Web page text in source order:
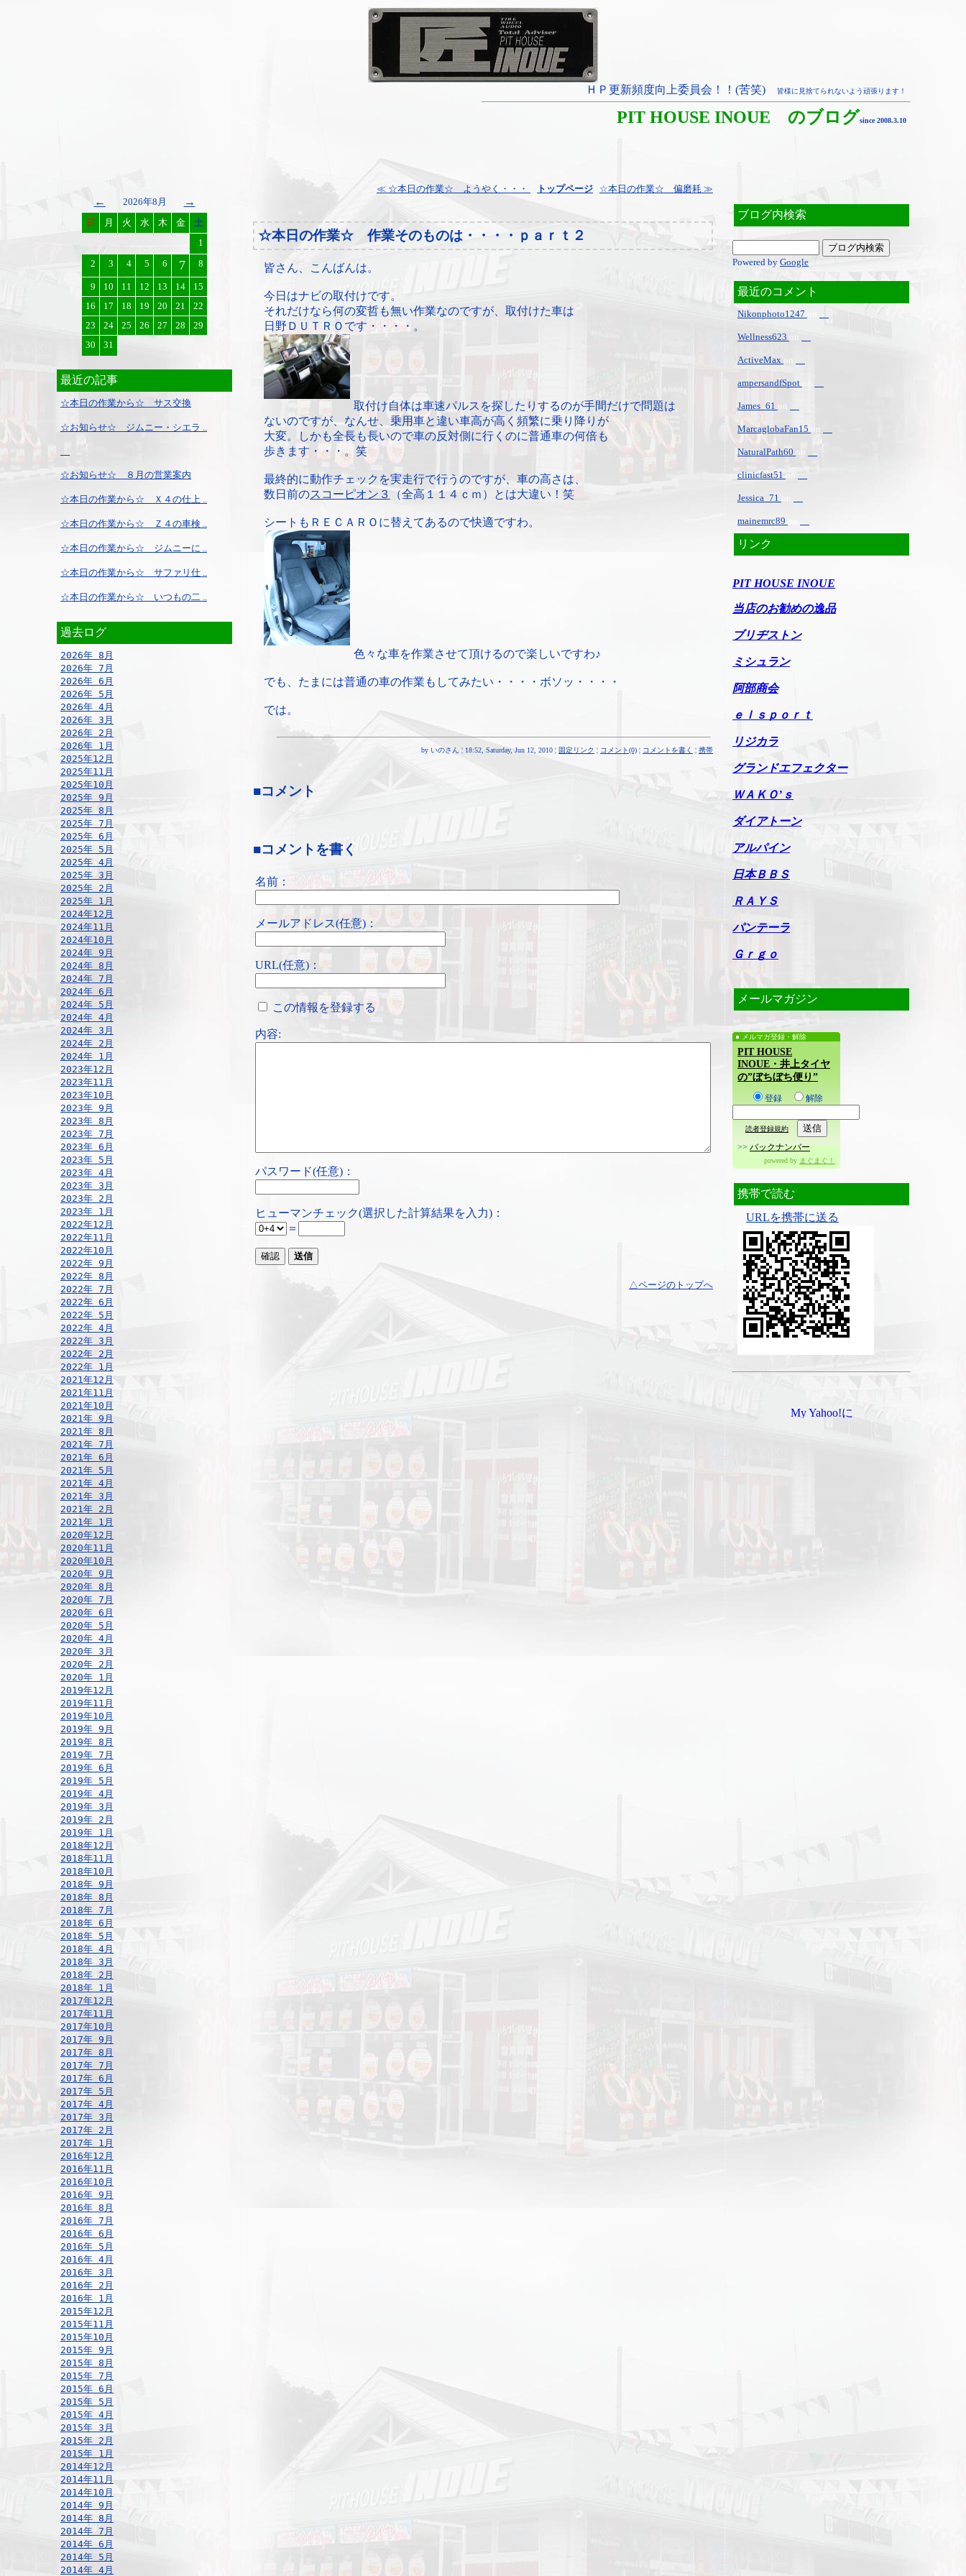
ＨＰ更新頻度向上委員会！！(苦笑) 皆様に見捨てられないよう頑張ります！
PIT HOUSE INOUE のブログsince 2008.3.10
← 2026年8月 →
日 月 火 水 木 金
土
1
2
3 4 5 6 7 8
9 10 11 12 13 14
15
16
17 18 19 20 21
22
23
24 25 26 27 28
29
30
31
最近の記事
☆本日の作業から☆ サス交換
☆お知らせ☆ ジムニー・シエラ ..
☆お知らせ☆ ８月の営業案内
☆本日の作業から☆ Ｘ４の仕上 ..
☆本日の作業から☆ Ｚ４の車検 ..
☆本日の作業から☆ ジムニーに ..
☆本日の作業から☆ サファリ仕 ..
☆本日の作業から☆ いつもの二 ..
過去ログ
2026年 8月
2026年 7月
2026年 6月
2026年 5月
2026年 4月
2026年 3月
2026年 2月
2026年 1月
2025年12月
2025年11月
2025年10月
2025年 9月
2025年 8月
2025年 7月
2025年 6月
2025年 5月
2025年 4月
2025年 3月
2025年 2月
2025年 1月
2024年12月
2024年11月
2024年10月
2024年 9月
2024年 8月
2024年 7月
2024年 6月
2024年 5月
2024年 4月
2024年 3月
2024年 2月
2024年 1月
2023年12月
2023年11月
2023年10月
2023年 9月
2023年 8月
2023年 7月
2023年 6月
2023年 5月
2023年 4月
2023年 3月
2023年 2月
2023年 1月
2022年12月
2022年11月
2022年10月
2022年 9月
2022年 8月
2022年 7月
2022年 6月
2022年 5月
2022年 4月
2022年 3月
2022年 2月
2022年 1月
2021年12月
2021年11月
2021年10月
2021年 9月
2021年 8月
2021年 7月
2021年 6月
2021年 5月
2021年 4月
2021年 3月
2021年 2月
2021年 1月
2020年12月
2020年11月
2020年10月
2020年 9月
2020年 8月
2020年 7月
2020年 6月
2020年 5月
2020年 4月
2020年 3月
2020年 2月
2020年 1月
2019年12月
2019年11月
2019年10月
2019年 9月
2019年 8月
2019年 7月
2019年 6月
2019年 5月
2019年 4月
2019年 3月
2019年 2月
2019年 1月
2018年12月
2018年11月
2018年10月
2018年 9月
2018年 8月
2018年 7月
2018年 6月
2018年 5月
2018年 4月
2018年 3月
2018年 2月
2018年 1月
2017年12月
2017年11月
2017年10月
2017年 9月
2017年 8月
2017年 7月
2017年 6月
2017年 5月
2017年 4月
2017年 3月
2017年 2月
2017年 1月
2016年12月
2016年11月
2016年10月
2016年 9月
2016年 8月
2016年 7月
2016年 6月
2016年 5月
2016年 4月
2016年 3月
2016年 2月
2016年 1月
2015年12月
2015年11月
2015年10月
2015年 9月
2015年 8月
2015年 7月
2015年 6月
2015年 5月
2015年 4月
2015年 3月
2015年 2月
2015年 1月
2014年12月
2014年11月
2014年10月
2014年 9月
2014年 8月
2014年 7月
2014年 6月
2014年 5月
2014年 4月
≪ ☆本日の作業☆ ようやく・・・ トップページ ☆本日の作業☆ 偏磨耗 ≫
☆本日の作業☆ 作業そのものは・・・・ｐａｒｔ２
皆さん、こんばんは。
今日はナビの取付けです。
それだけなら何の変哲も無い作業なのですが、取付けた車は
日野ＤＵＴＲＯです・・・・。
取付け自体は車速パルスを探したりするのが手間だけで問題は
ないのですが、なんせ、乗用車と違い車高が高く頻繁に乗り降りが
大変。しかも全長も長いので車の反対側に行くのに普通車の何倍も
歩きます・・・。笑
最終的に動作チェックを実走行で行うのですが、車の高さは、
数日前のスコーピオン３ （全高１１４ｃｍ）とは大違い！笑
シートもＲＥＣＡＲＯに替えてあるので快適ですわ。
色々な車を作業させて頂けるので楽しいですわ♪
でも、たまには普通の車の作業もしてみたい・・・・ボソッ・・・・
では。
by いのさん ¦ 18:52, Saturday, Jun 12, 2010 ¦ 固定リンク ¦ コメント(0) ¦ コメントを書く ¦ 携帯
■コメント
■コメントを書く
名前：
メールアドレス(任意)：
URL(任意)：
この情報を登録する
内容:
パスワード(任意)：
ヒューマンチェック(選択した計算結果を入力)：
＝
△ページのトップへ
ブログ内検索
Powered by Google
最近のコメント
Nikonphoto1247
Wellness623 on
ActiveMax on
ampersandfSpot
James_61 on
MarcaglobaFan15 on
NaturalPath60 on
clinicfast51 on
Jessica_71
mainemrc89
リンク
PIT HOUSE INOUE
当店のお勧めの逸品
ブリヂストン
ミシュラン
阿部商会
ｅｌｓｐｏｒｔ
リジカラ
グランドエフェクター
ＷＡＫＯ’ｓ
ダイアトーン
アルパイン
日本ＢＢＳ
ＲＡＹＳ
パンテーラ
Ｇｒｇｏ
メールマガジン
メルマガ登録・解除
PIT HOUSE
INOUE・井上タイヤ
の”ぼちぼち便り”
登録 解除
読者登録規約
>> バックナンバー
powered by まぐまぐ！
携帯で読む
URLを携帯に送る